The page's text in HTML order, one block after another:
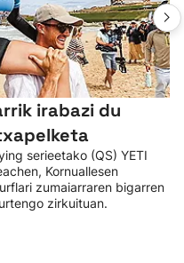
irabazi du
serieetako (QS) YETI
Kornuallesen
zumaiarraren bigarren
zirkuituan.